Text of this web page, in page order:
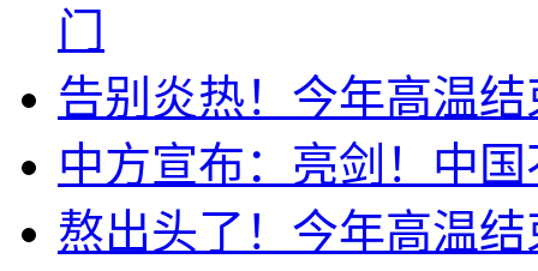
门
告别炎热！今年高温
中方宣布：亮剑！中
熬出头了！今年高温